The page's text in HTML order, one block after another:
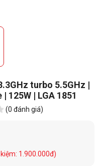
turbo 5.5GHz |
125W | LGA 1851
(0 đánh giá)
1.900.000đ)